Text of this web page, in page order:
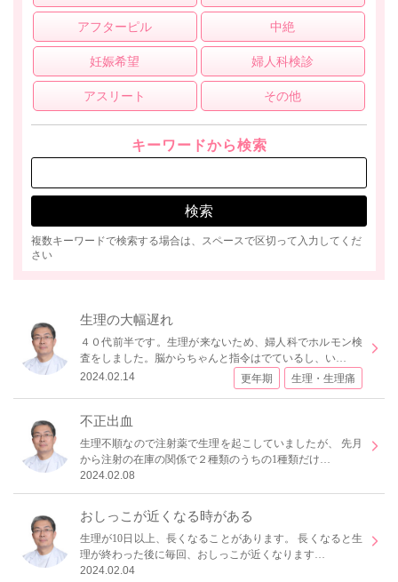
アフターピル 中絶
妊娠希望 婦人科検診
アスリート その他
キーワードから検索
複数キーワードで検索する場合は、スペースで区切って入力してくだ
さい
生理の大幅遅れ
４０代前半です。生理が来ないため、婦人科でホルモン検
査をしました。脳からちゃんと指令はでているし、い…
2024.02.14
更年期 生理・生理痛
不正出血
生理不順なので注射薬で生理を起こしていましたが、 先月
から注射の在庫の関係で２種類のうちの1種類だけ…
2024.02.08
おしっこが近くなる時がある
生理が10日以上、長くなることがあります。 長くなると生
理が終わった後に毎回、おしっこが近くなります…
2024.02.04